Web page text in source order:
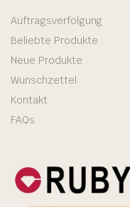
Auftragsverfolgung
Beliebte Produkte
Neue Produkte
Wunschzettel
Kontakt
FAQs